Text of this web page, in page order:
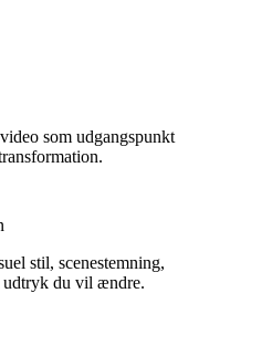
som udgangspunkt
stil, scenestemning,
udtryk du vil ændre.